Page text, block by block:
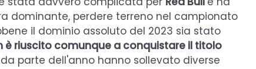
dominante, perdere terreno nel campionato
il dominio assoluto del 2023 sia stato
è riuscito comunque a conquistare il titolo
parte dell'anno hanno sollevato diverse